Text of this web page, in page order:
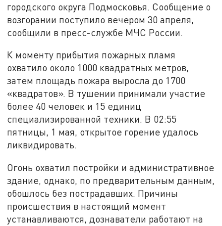
городского округа Подмосковья. Сообщение о
возгорании поступило вечером 30 апреля,
сообщили в пресс-службе МЧС России.
К моменту прибытия пожарных пламя
охватило около 1000 квадратных метров,
затем площадь пожара выросла до 1700
«квадратов». В тушении принимали участие
более 40 человек и 15 единиц
специализированной техники. В 02:55
пятницы, 1 мая, открытое горение удалось
ликвидировать.
Огонь охватил постройки и административное
здание, однако, по предварительным данным,
обошлось без пострадавших. Причины
происшествия в настоящий момент
устанавливаются, дознаватели работают на